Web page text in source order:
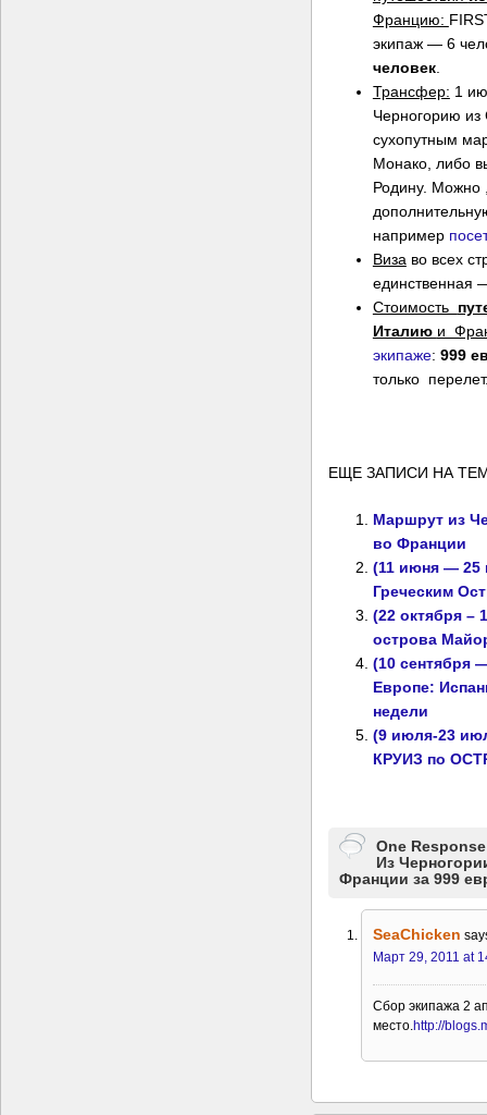
Францию:
экипаж — 6
человек.
Трансфер: 1
Черногорию
сухопутным
Монако, либо
Родину. Можно
например
Визаво всех
единственная
Стоимость
Италию и
экипаже: 999
только
ЕЩЕ ЗАПИСИ НА
Маршрут из
во Франции
(11 июня — 25
Греческим
(22 октября –
острова
(10 сентября
Европе:
недели
(9 июля-23
КРУИЗ по
One
Из
Франции за 999
SeaСhicken
Март 29, 2011 at
Сбор экипажа 2
место. http://